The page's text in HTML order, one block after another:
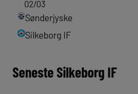
02/03
Sønderjyske
Silkeborg IF
SenesteSilkeborg IF